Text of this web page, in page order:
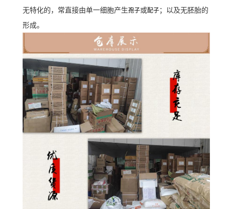
无特化的，常直接由单一细胞产生孢子或配子；以及无胚胎的
形成。